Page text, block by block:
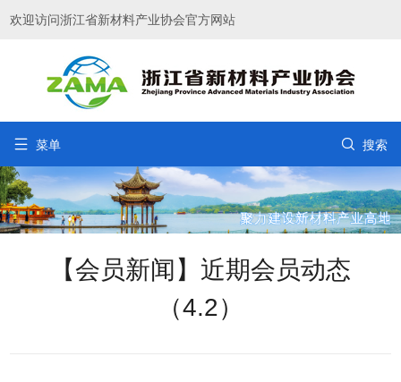
欢迎访问浙江省新材料产业协会官方网站
 菜单  搜索
【会员新闻】近期会员动态
（4.2）